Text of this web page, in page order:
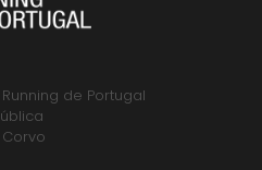
de Portugal